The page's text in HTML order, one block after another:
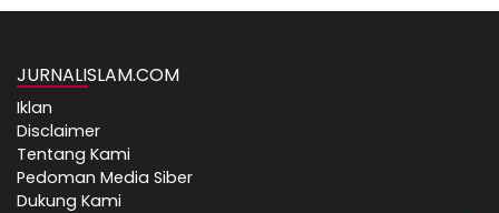
JURNALISLAM.COM
Iklan
Disclaimer
Tentang Kami
Pedoman Media Siber
Dukung Kami